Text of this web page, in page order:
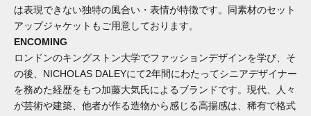
は表現できない独特の風合い・表情が特徴です。同素材のセット
アップジャケットもご用意しております。
ENCOMING
ロンドンのキングストン大学でファッションデザインを学び、そ
の後、NICHOLAS DALEYにて2年間にわたってシニアデザイナー
を務めた経歴をもつ加藤大気氏によるブランドです。現代、人々
が芸術や建築、他者が作る造物から感じる高揚感は、稀有で格式